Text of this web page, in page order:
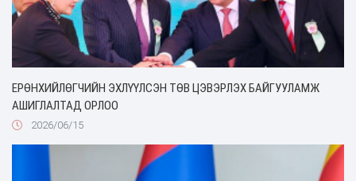
ЕРӨНХИЙЛӨГЧИЙН ЭХЛҮҮЛСЭН ТӨВ ЦЭВЭРЛЭХ БАЙГУУЛАМЖ
АШИГЛАЛТАД ОРЛОО
2026/06/15